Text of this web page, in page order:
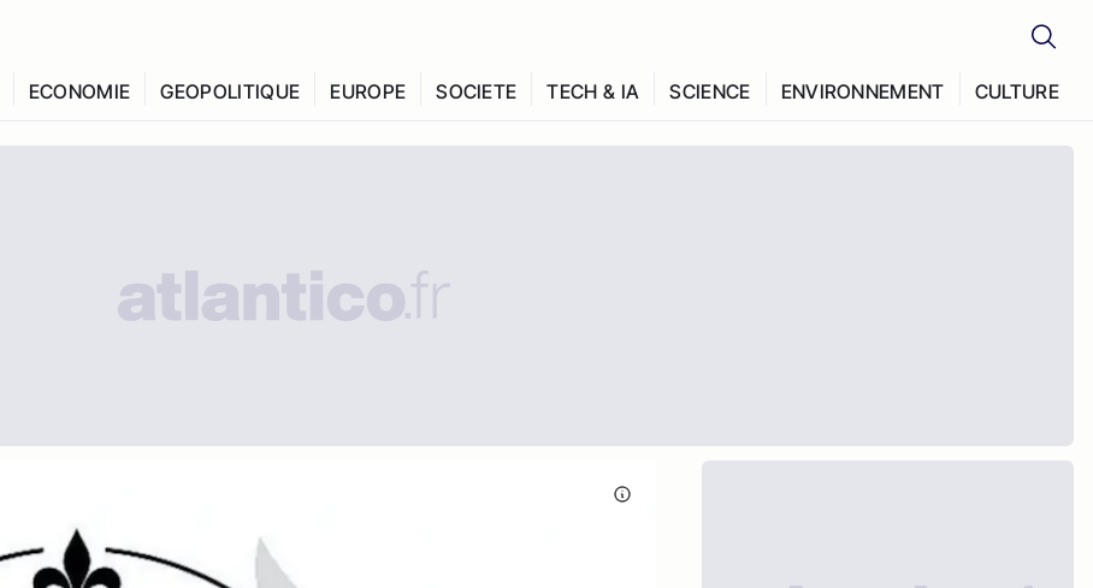
ECONOMIE GEOPOLITIQUE EUROPE SOCIETE TECH & IA SCIENCE ENVIRONNEMENT CULTURE